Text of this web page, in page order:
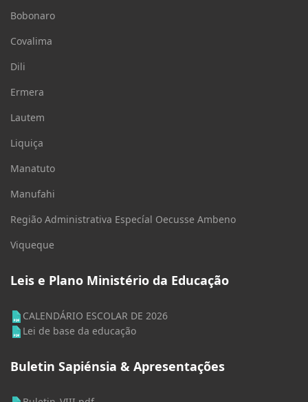
Bobonaro
Covalima
Dili
Ermera
Lautem
Liquiça
Manatuto
Manufahi
Região Administrativa Especíal Oecusse Ambeno
Viqueque
Leis e Plano Ministério da Educação
CALENDÁRIO ESCOLAR DE 2026
Lei de base da educação
Buletin Sapiénsia & Apresentações